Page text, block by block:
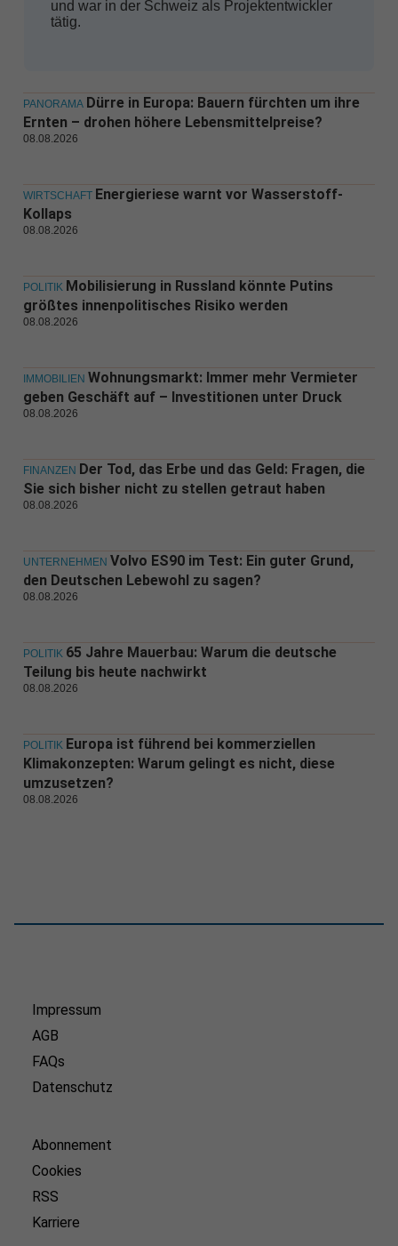
und war in der Schweiz als Projektentwickler
tätig.
PANORAMA Dürre in Europa: Bauern fürchten um ihre
Ernten – drohen höhere Lebensmittelpreise?
08.08.2026
WIRTSCHAFT Energieriese warnt vor Wasserstoff-
Kollaps
08.08.2026
POLITIK Mobilisierung in Russland könnte Putins
größtes innenpolitisches Risiko werden
08.08.2026
IMMOBILIEN Wohnungsmarkt: Immer mehr Vermieter
geben Geschäft auf – Investitionen unter Druck
08.08.2026
FINANZEN Der Tod, das Erbe und das Geld: Fragen, die
Sie sich bisher nicht zu stellen getraut haben
08.08.2026
UNTERNEHMEN Volvo ES90 im Test: Ein guter Grund,
den Deutschen Lebewohl zu sagen?
08.08.2026
POLITIK 65 Jahre Mauerbau: Warum die deutsche
Teilung bis heute nachwirkt
08.08.2026
POLITIK Europa ist führend bei kommerziellen
Klimakonzepten: Warum gelingt es nicht, diese
umzusetzen?
08.08.2026
Impressum
AGB
FAQs
Datenschutz
Abonnement
Cookies
RSS
Karriere